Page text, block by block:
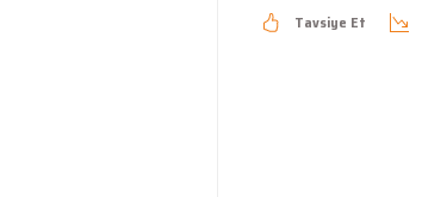
Tavsiye Et